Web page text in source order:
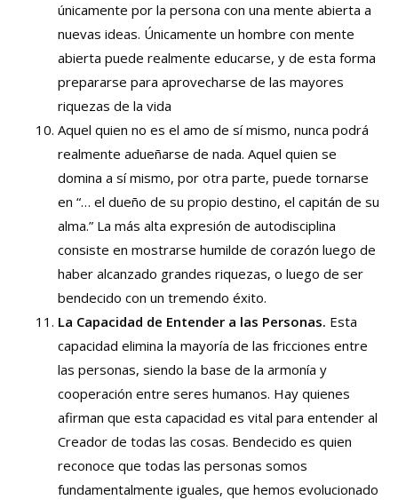
únicamente por la persona con una mente abierta a
nuevas ideas. Únicamente un hombre con mente
abierta puede realmente educarse, y de esta forma
prepararse para aprovecharse de las mayores
riquezas de la vida
Aquel quien no es el amo de sí mismo, nunca podrá
realmente adueñarse de nada. Aquel quien se
domina a sí mismo, por otra parte, puede tornarse
en “… el dueño de su propio destino, el capitán de su
alma.” La más alta expresión de autodisciplina
consiste en mostrarse humilde de corazón luego de
haber alcanzado grandes riquezas, o luego de ser
bendecido con un tremendo éxito.
La Capacidad de Entender a las Personas. Esta
capacidad elimina la mayoría de las fricciones entre
las personas, siendo la base de la armonía y
cooperación entre seres humanos. Hay quienes
afirman que esta capacidad es vital para entender al
Creador de todas las cosas. Bendecido es quien
reconoce que todas las personas somos
fundamentalmente iguales, que hemos evolucionado